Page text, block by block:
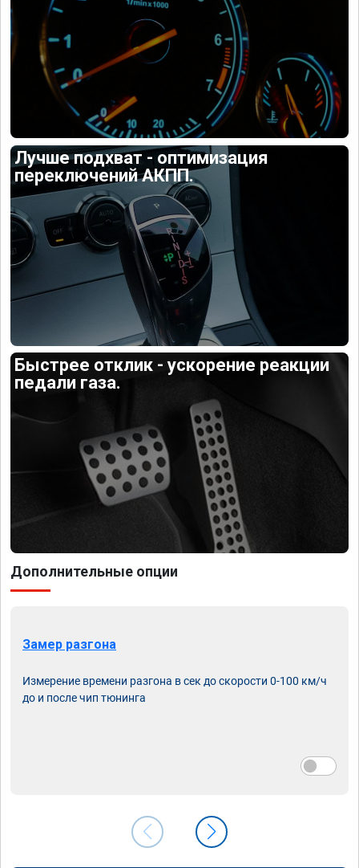
Лучше подхват - оптимизация
переключений АКПП.
Быстрее отклик - ускорение реакции
педали газа.
Дополнительные опции
Замер разгона
Измерение времени разгона в сек до скорости 0-100 км/ч
до и после чип тюнинга